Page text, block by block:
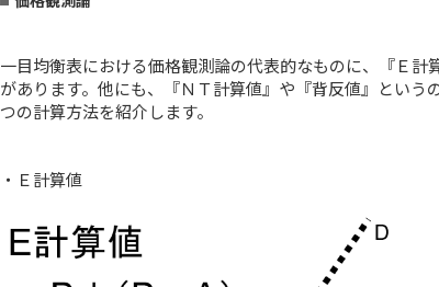
一目均衡表における価格観測論の代表的なものに、『Ｅ計
があります。他にも、『ＮＴ計算値』や『背反値』という
つの計算方法を紹介します。
・Ｅ計算値